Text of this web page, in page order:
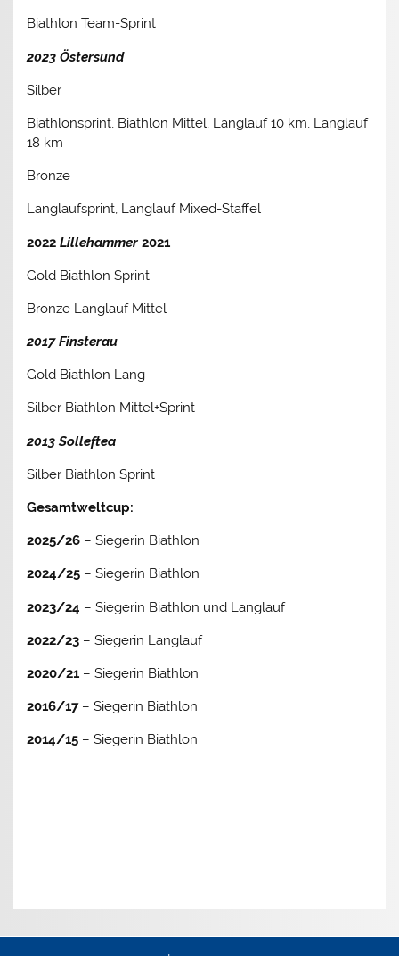
Biathlon Team-Sprint
2023 Östersund
Silber
Biathlonsprint, Biathlon Mittel, Langlauf 10 km, Langlauf
18 km
Bronze
Langlaufsprint, Langlauf Mixed-Staffel
2022Lillehammer 2021
Gold Biathlon Sprint
Bronze Langlauf Mittel
2017 Finsterau
Gold Biathlon Lang
Silber Biathlon Mittel+Sprint
2013 Solleftea
Silber Biathlon Sprint
Gesamtweltcup:
2025/26 – Siegerin Biathlon
2024/25 – Siegerin Biathlon
2023/24 – Siegerin Biathlon und Langlauf
2022/23 – Siegerin Langlauf
2020/21 – Siegerin Biathlon
2016/17– Siegerin Biathlon
2014/15 – Siegerin Biathlon